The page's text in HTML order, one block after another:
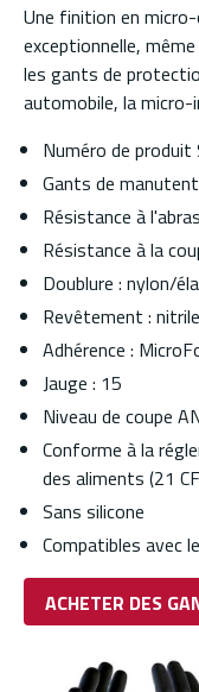
Une finition en micro-
exceptionnelle,
les gants de
automobile, la
Numéro de produit
Gants de
Résistance à
Résistance à la
Doublure : nylon/
Revêtement : nitrile
Adhérence :
Jauge : 15
Niveau de coupe
Conforme à la
des aliments (21
Sans silicone
Compatibles avec
ACHETER DES